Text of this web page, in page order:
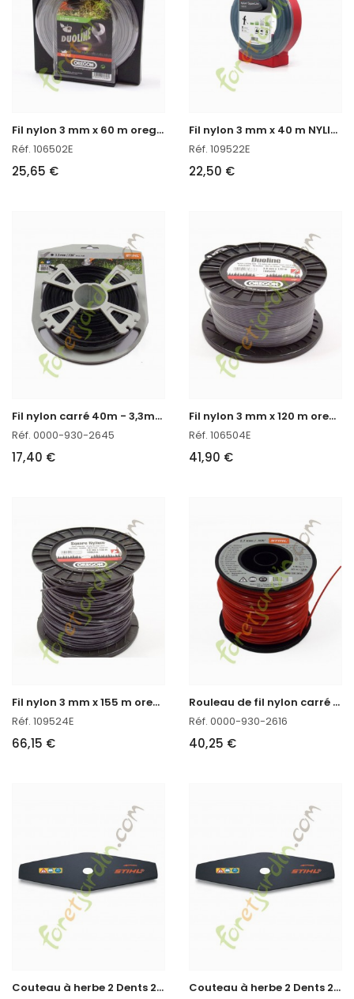
F
il nylon 3 mm x 60 m oregon réf : 106502E
Réf. 106502E
25,65 €
F
il nylon 3 mm x 40 m NYLIUM oregon réf : 109522E en stock
Réf. 109522E
22,50 €
F
il nylon carré 40m - 3,3mm Stihl
Réf. 0000-930-2645
17,40 €
F
il nylon 3 mm x 120 m oregon réf : 106504E
Réf. 106504E
41,90 €
F
il nylon 3 mm x 155 m oregon réf : 109524E
Réf. 109524E
66,15 €
R
ouleau de fil nylon carré 215m - 2,7mm Stihl
Réf. 0000-930-2616
40,25 €
C
outeau à herbe 2 Dents 230 Stihl C
outeau à herbe 2 Dents 260 Stihl